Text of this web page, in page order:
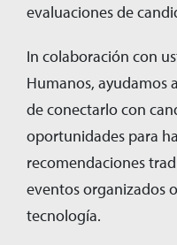
evaluaciones de
In colaboración con
Humanos, ayudamos
de conectarlo con
oportunidades para
recomendaciones
eventos organizados
tecnología.